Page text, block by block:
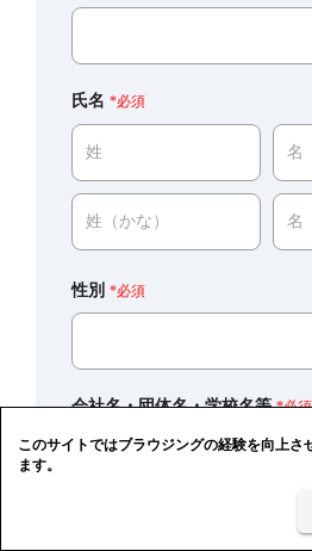
氏名 *必須
性別 *必須
会社名・団体名・学校名等 *必須
このサイトではブラウジングの経験を向上さ
ます。